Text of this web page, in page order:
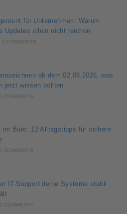
für Unternehmen: Warum
Updates allein nicht reichen
0 COMMENTS
ab dem 02.08.2026, was
jetzt wissen sollten
0 COMMENTS
im Büro: 12 Alltagstipps für sichere
2 COMMENTS
IT-Support deine Systeme stabil
0 COMMENTS